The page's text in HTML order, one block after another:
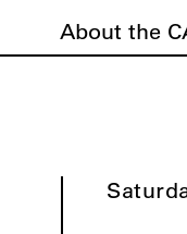
About the